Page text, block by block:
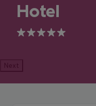
Hotel
5
Next